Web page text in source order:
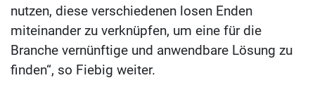
nutzen, diese verschiedenen losen Enden
miteinander zu verknüpfen, um eine für die
Branche vernünftige und anwendbare Lösung zu
finden“, so Fiebig weiter.